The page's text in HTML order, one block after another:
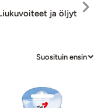
ja öljyt
Suosituin ensin